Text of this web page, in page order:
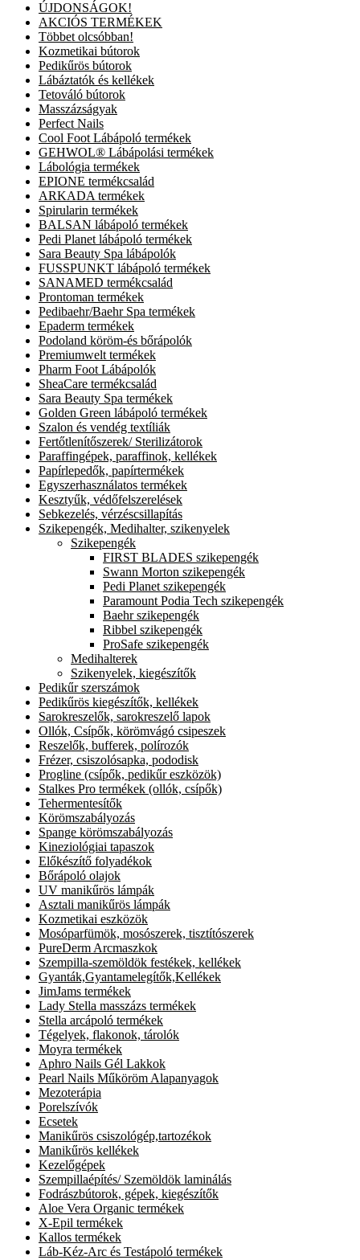
ÚJDONSÁGOK!
AKCIÓS TERMÉKEK
Többet olcsóbban!
Kozmetikai bútorok
Pedikűrös bútorok
Lábáztatók és kellékek
Tetováló bútorok
Masszázságyak
Perfect Nails
Cool Foot Lábápoló termékek
GEHWOL® Lábápolási termékek
Lábológia termékek
EPIONE termékcsalád
ARKADA termékek
Spirularin termékek
BALSAN lábápoló termékek
Pedi Planet lábápoló termékek
Sara Beauty Spa lábápolók
FUSSPUNKT lábápoló termékek
SANAMED termékcsalád
Prontoman termékek
Pedibaehr/Baehr Spa termékek
Epaderm termékek
Podoland köröm-és bőrápolók
Premiumwelt termékek
Pharm Foot Lábápolók
SheaCare termékcsalád
Sara Beauty Spa termékek
Golden Green lábápoló termékek
Szalon és vendég textíliák
Fertőtlenítőszerek/ Sterilizátorok
Paraffingépek, paraffinok, kellékek
Papírlepedők, papírtermékek
Egyszerhasználatos termékek
Kesztyűk, védőfelszerelések
Sebkezelés, vérzéscsillapítás
Szikepengék, Medihalter, szikenyelek
Szikepengék
FIRST BLADES szikepengék
Swann Morton szikepengék
Pedi Planet szikepengék
Paramount Podia Tech szikepengék
Baehr szikepengék
Ribbel szikepengék
ProSafe szikepengék
Medihalterek
Szikenyelek, kiegészítők
Pedikűr szerszámok
Pedikűrös kiegészítők, kellékek
Sarokreszelők, sarokreszelő lapok
Ollók, Csípők, körömvágó csipeszek
Reszelők, bufferek, polírozók
Frézer, csiszolósapka, pododisk
Progline (csípők, pedikűr eszközök)
Stalkes Pro termékek (ollók, csípők)
Tehermentesítők
Körömszabályozás
Spange körömszabályozás
Kineziológiai tapaszok
Előkészítő folyadékok
Bőrápoló olajok
UV manikűrös lámpák
Asztali manikűrös lámpák
Kozmetikai eszközök
Mosóparfümök, mosószerek, tisztítószerek
PureDerm Arcmaszkok
Szempilla-szemöldök festékek, kellékek
Gyanták,Gyantamelegítők,Kellékek
JimJams termékek
Lady Stella masszázs termékek
Stella arcápoló termékek
Tégelyek, flakonok, tárolók
Moyra termékek
Aphro Nails Gél Lakkok
Pearl Nails Műköröm Alapanyagok
Mezoterápia
Porelszívók
Ecsetek
Manikűrös csiszológép,tartozékok
Manikűrös kellékek
Kezelőgépek
Szempillaépítés/ Szemöldök laminálás
Fodrászbútorok, gépek, kiegészítők
Aloe Vera Organic termékek
X-Epil termékek
Kallos termékek
Láb-Kéz-Arc és Testápoló termékek